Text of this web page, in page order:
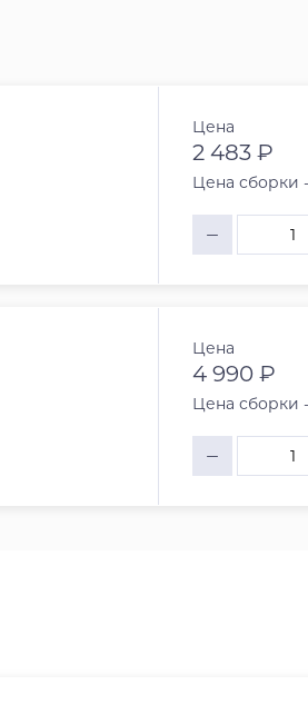
Цена
2 483 ₽
Цена сборки
Цена
4 990 ₽
Цена сборки